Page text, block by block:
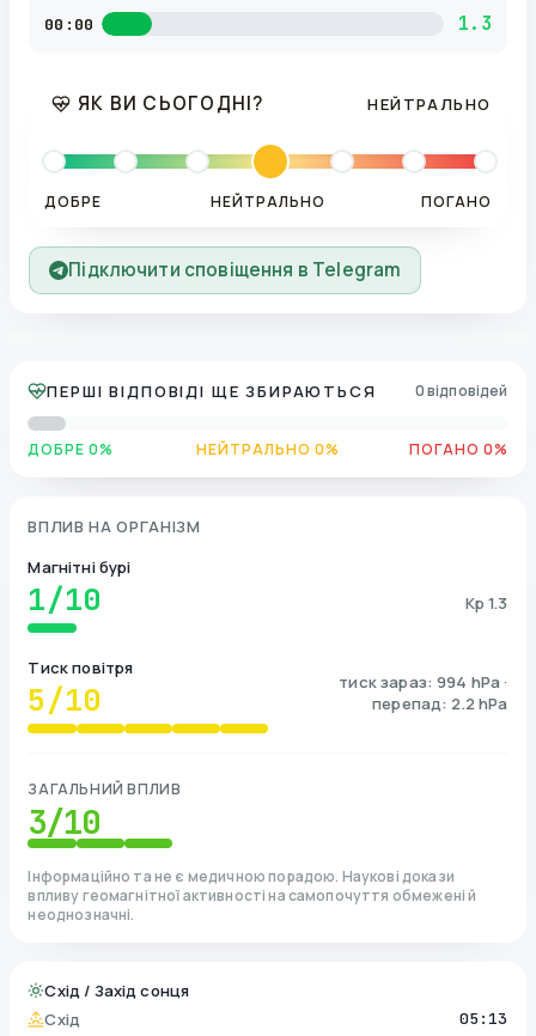
00:00 1.3
ЯК ВИ СЬОГОДНІ? НЕЙТРАЛЬНО
ДОБРЕ НЕЙТРАЛЬНО ПОГАНО
Підключити сповіщення в Telegram
ПЕРШІ ВІДПОВІДІ ЩЕ ЗБИРАЮТЬСЯ 0 відповідей
ДОБРЕ 0% НЕЙТРАЛЬНО 0% ПОГАНО 0%
ВПЛИВ НА ОРГАНІЗМ
Магнітні бурі
1/10 Kp 1.3
Тиск повітря
5/10
тиск зараз: 994 hPa ·
перепад: 2.2 hPa
ЗАГАЛЬНИЙ ВПЛИВ
3/10
Інформаційно та не є медичною порадою. Наукові докази
впливу геомагнітної активності на самопочуття обмежені й
неоднозначні.
Схід / Захід сонця
Схід
05:13